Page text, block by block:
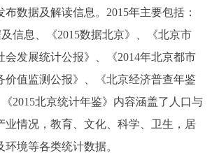
数据及解读信息。2015年主要包括：
信息、《2015数据北京》、《北京市
会发展统计公报》、《2014年北京都市
价值监测公报》、《北京经济普查年鉴
2015北京统计年鉴》内容涵盖了人口与
业情况，教育、文化、科学、卫生，居
境等各类统计数据。